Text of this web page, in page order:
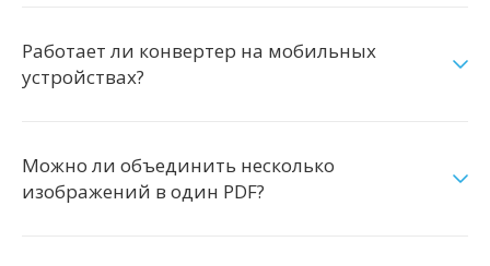
Работает ли конвертер на мобильных
устройствах?
Можно ли объединить несколько
изображений в один PDF?